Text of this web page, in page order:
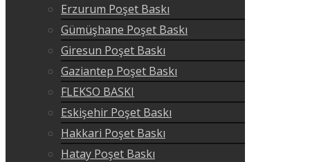
Erzurum Poşet Baskı
Gümüşhane Poşet Baskı
Giresun Poşet Baskı
Gaziantep Poşet Baskı
FLEKSO BASKI
Eskişehir Poşet Baskı
Hakkari Poşet Baskı
Hatay Poşet Baskı